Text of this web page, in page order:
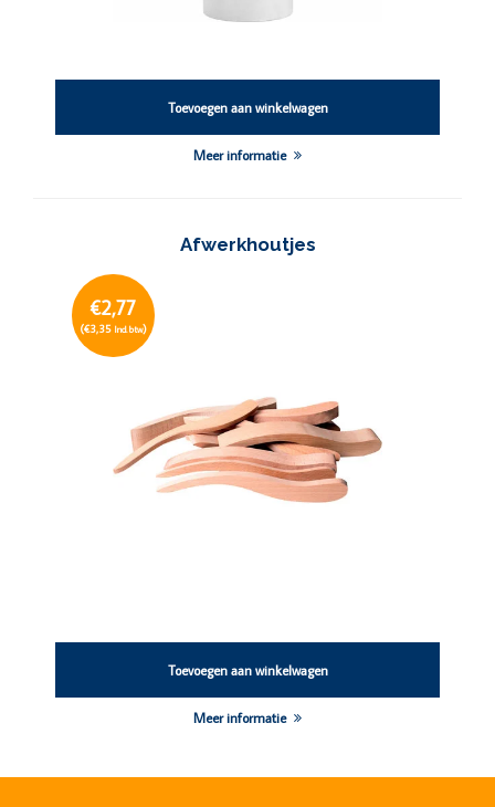
Toevoegen aan winkelwagen
Meer informatie
Afwerkhoutjes
€2,77
(€3,35 Incl. btw)
Toevoegen aan winkelwagen
Meer informatie